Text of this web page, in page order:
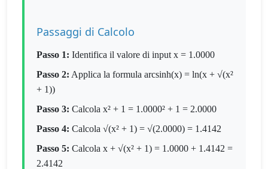
Passaggi di Calcolo
Passo 1: Identifica il valore di input x = 1.0000
Passo 2: Applica la formula arcsinh(x) = ln(x + √(x²
+ 1))
Passo 3: Calcola x² + 1 = 1.0000² + 1 = 2.0000
Passo 4: Calcola √(x² + 1) = √(2.0000) = 1.4142
Passo 5: Calcola x + √(x² + 1) = 1.0000 + 1.4142 =
2.4142